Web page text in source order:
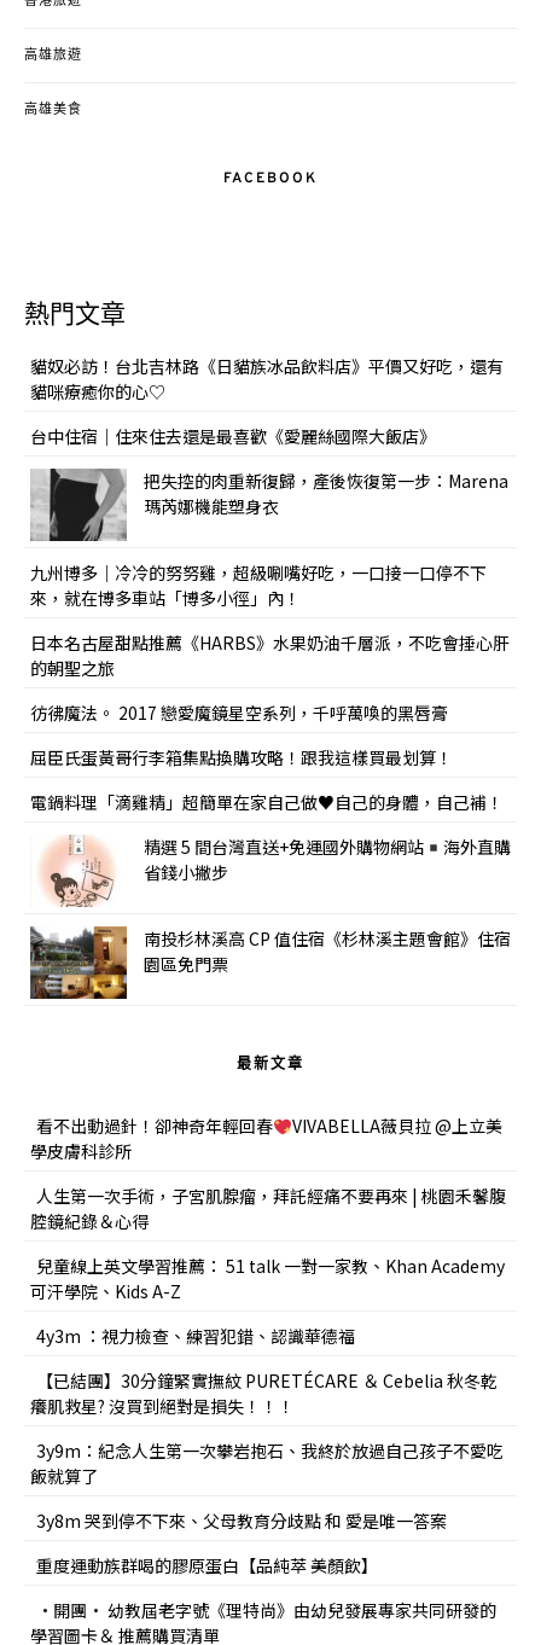
高雄旅遊
高雄美食
FACEBOOK
熱門文章
貓奴必訪！台北吉林路《日貓族冰品飲料店》平價又好吃，還有
貓咪療癒你的心♡
台中住宿｜住來住去還是最喜歡《愛麗絲國際大飯店》
把失控的肉重新復歸，產後恢復第一步：Marena
瑪芮娜機能塑身衣
九州博多｜冷冷的努努雞，超級唰嘴好吃，一口接一口停不下
來，就在博多車站「博多小徑」內！
日本名古屋甜點推薦《HARBS》水果奶油千層派，不吃會捶心肝
的朝聖之旅
彷彿魔法。 2017 戀愛魔鏡星空系列，千呼萬喚的黑唇膏
屈臣氏蛋黃哥行李箱集點換購攻略！跟我這樣買最划算！
電鍋料理「滴雞精」超簡單在家自己做♥自己的身體，自己補！
精選 5 間台灣直送+免運國外購物網站
海外直購
省錢小撇步
南投杉林溪高 CP 值住宿《杉林溪主題會館》住宿
園區免門票
最新文章
看不出動過針！卻神奇年輕回春
VIVABELLA薇貝拉 @上立美
學皮膚科診所
人生第一次手術，子宮肌腺瘤，拜託經痛不要再來 | 桃園禾馨腹
腔鏡紀錄＆心得
兒童線上英文學習推薦： 51 talk 一對一家教、Khan Academy
可汗學院、Kids A-Z
4y3m ：視力檢查、練習犯錯、認識華德福
【已結團】30分鐘緊實撫紋 PURETÉCARE ＆ Cebelia 秋冬乾
癢肌救星? 沒買到絕對是損失！！！
3y9m：紀念人生第一次攀岩抱石、我終於放過自己孩子不愛吃
飯就算了
3y8m 哭到停不下來、父母教育分歧點 和 愛是唯一答案
重度運動族群喝的膠原蛋白【品純萃 美顏飲】
•開團• 幼教屆老字號《理特尚》由幼兒發展專家共同研發的
學習圖卡＆ 推薦購買清單